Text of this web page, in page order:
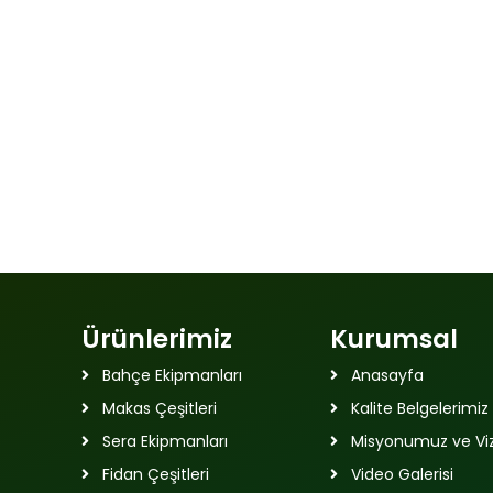
Ürünlerimiz
Bahçe Ekipmanları
Makas Çeşitleri
Sera Ekipmanları
Fidan Çeşitleri
Kurumsal
Anasayfa
Kalite Belgelerimiz
Misyonumuz ve
Video Galerisi